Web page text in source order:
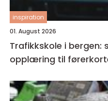
inspiration
01. August 2026
Trafikkskole i bergen:
opplæring til